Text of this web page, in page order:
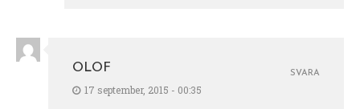
OLOF
17 september, 2015 - 00:35
SVARA